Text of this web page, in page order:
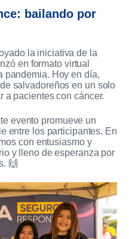
bailando por
la iniciativa de la
en formato virtual
pandemia. Hoy en día,
salvadoreños en un solo
a pacientes con cáncer.
evento promueve un
entre los participantes. En
con entusiasmo y
y lleno de esperanza por
🙌